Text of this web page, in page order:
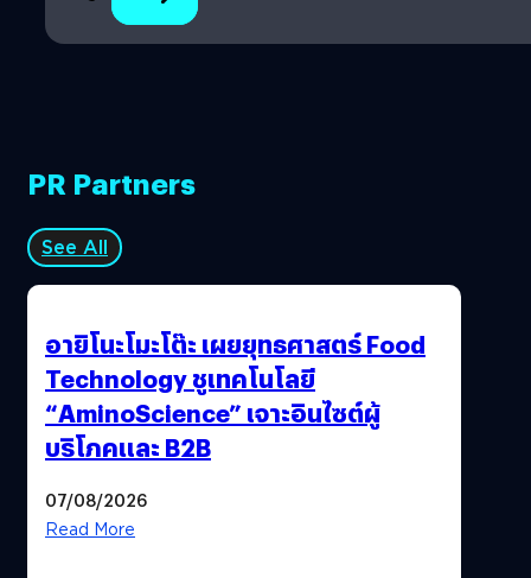
PR Partners
See All
อายิโนะโมะโต๊ะ เผยยุทธศาสตร์ Food
Technology ชูเทคโนโลยี
“AminoScience” เจาะอินไซต์ผู้
บริโภคและ B2B
07/08/2026
Read More